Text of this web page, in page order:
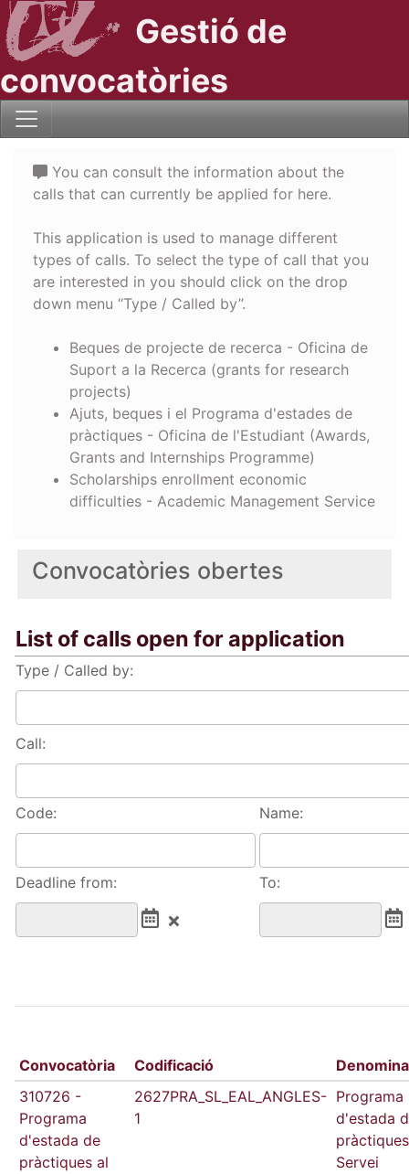
Gestió de
convocatòries
Convocatòries obertes
List of calls open for application
Type / Called by:
Call:
Code: Name:
Deadline from: To:
Convocatòria Codificació
310726 -
Programa
d'estada de
pràctiques al
2627PRA_SL_EAL_ANGLES-
1
Programa
d'estada
Servei
You can consult the information about the
calls that can currently be applied for here.
This application is used to manage different
types of calls. To select the type of call that you
are interested in you should click on the drop
down menu “Type / Called by”.
Beques de projecte de recerca - Oficina de
Suport a la Recerca (grants for research
projects)
Ajuts, beques i el Programa d'estades de
pràctiques - Oficina de l'Estudiant (Awards,
Grants and Internships Programme)
Scholarships enrollment economic
difficulties - Academic Management Service